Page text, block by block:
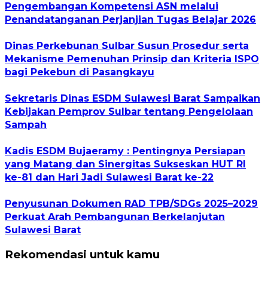
Pengembangan Kompetensi ASN melalui
Penandatanganan Perjanjian Tugas Belajar 2026
Dinas Perkebunan Sulbar Susun Prosedur serta
Mekanisme Pemenuhan Prinsip dan Kriteria ISPO
bagi Pekebun di Pasangkayu
Sekretaris Dinas ESDM Sulawesi Barat Sampaikan
Kebijakan Pemprov Sulbar tentang Pengelolaan
Sampah
Kadis ESDM Bujaeramy : Pentingnya Persiapan
yang Matang dan Sinergitas Sukseskan HUT RI
ke-81 dan Hari Jadi Sulawesi Barat ke-22
Penyusunan Dokumen RAD TPB/SDGs 2025–2029
Perkuat Arah Pembangunan Berkelanjutan
Sulawesi Barat
Rekomendasi untuk kamu